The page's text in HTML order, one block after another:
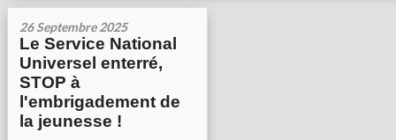
26 Septembre 2025
Le Service National
Universel enterré,
STOP à
l'embrigadement de
la jeunesse !